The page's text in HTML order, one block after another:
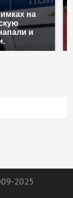
на
и
2025